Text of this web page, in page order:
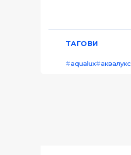
ТАГОВИ
aqualux аквалукс